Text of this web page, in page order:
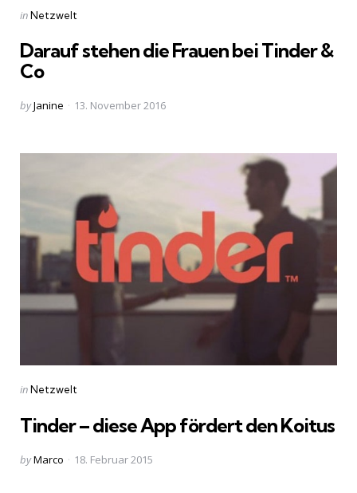
Categories
Posted
inNetzwelt
Darauf stehen die Frauen bei Tinder &
Co
Posted
byJanine 13. November 2016
Categories
Posted
inNetzwelt
Tinder – diese App fördert den Koitus
Posted
byMarco 18. Februar 2015